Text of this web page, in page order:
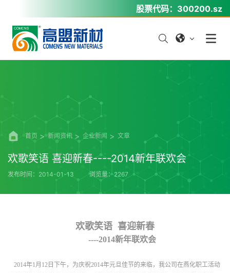
股票代码： 300200.sz
首页 新闻资讯 企业新闻 文章
欢歌笑语 喜迎新春----2014新年联欢会
发布时间：2014-01-13 浏览量：2267
欢歌笑语 喜迎新春
----2014新年联欢会
2014年1月12日下午，为庆祝2014年元旦佳节的来临，我公司在燕化职工活动